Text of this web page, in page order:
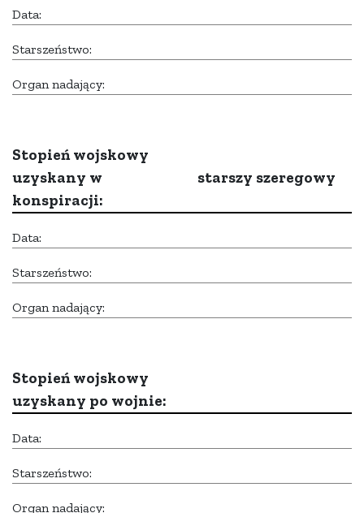
Data:
Starszeństwo:
Organ nadający:
Stopień wojskowy
uzyskany w
konspiracji:
starszy szeregowy
Data:
Starszeństwo:
Organ nadający:
Stopień wojskowy
uzyskany po wojnie:
Data:
Starszeństwo:
Organ nadający: